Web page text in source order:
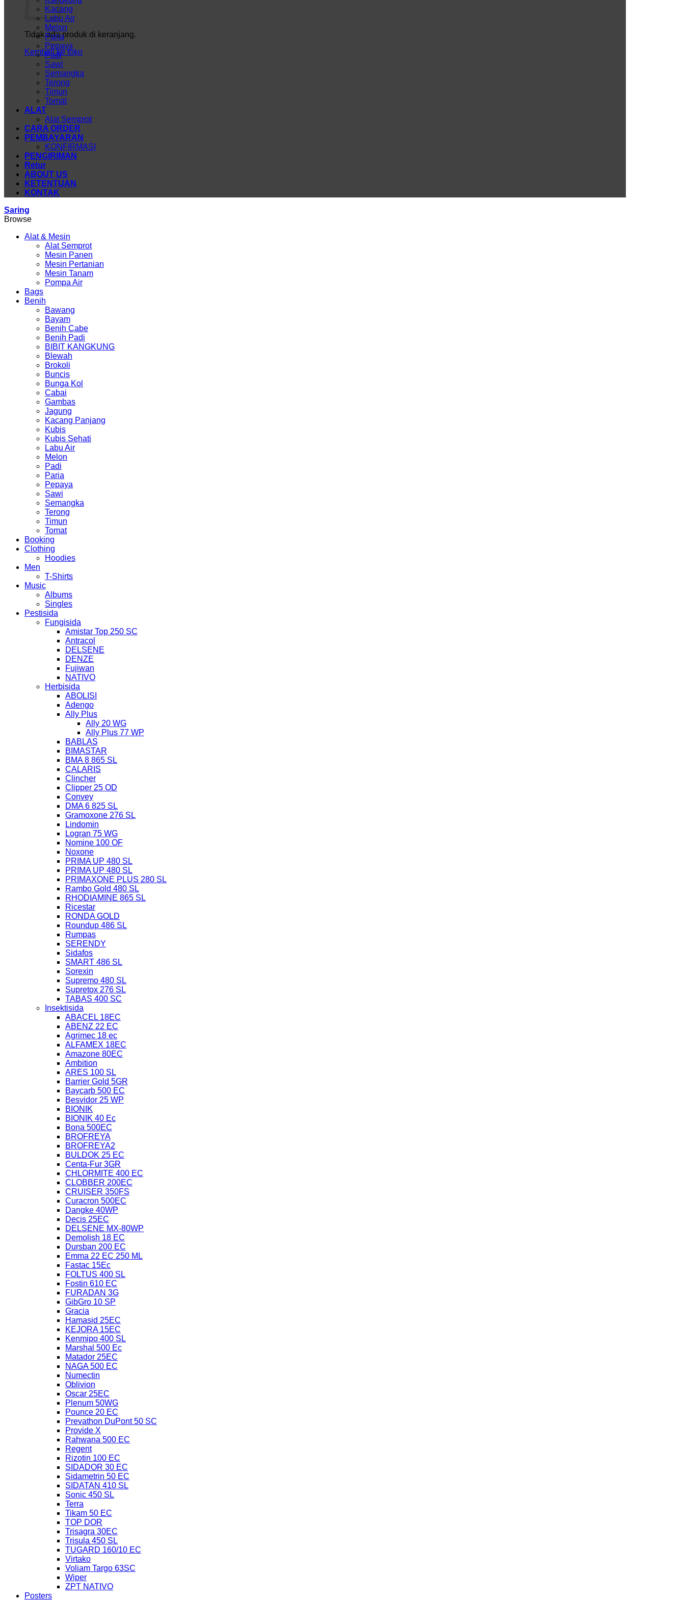
Tidak ada produk di keranjang.
Kembali ke toko
Kacang
Labu Air
Melon
Paria
Pepaya
Padi
Sawi
Semangka
Terong
Timun
Tomat
ALAT
Alat Semprot
CARA ORDER
PEMBAYARAN
KONFIRMASI
PENGIRIMAN
Retur
ABOUT US
KETENTUAN
KONTAK
Saring
Browse
Alat & Mesin
Alat Semprot
Mesin Panen
Mesin Pertanian
Mesin Tanam
Pompa Air
Bags
Benih
Bawang
Bayam
Benih Cabe
Benih Padi
BIBIT KANGKUNG
Blewah
Brokoli
Buncis
Bunga Kol
Cabai
Gambas
Jagung
Kacang Panjang
Kubis
Kubis Sehati
Labu Air
Melon
Padi
Paria
Pepaya
Sawi
Semangka
Terong
Timun
Tomat
Booking
Clothing
Hoodies
Men
T-Shirts
Music
Albums
Singles
Pestisida
Fungisida
Amistar Top 250 SC
Antracol
DELSENE
DENZE
Fujiwan
NATIVO
Herbisida
ABOLISI
Adengo
Ally Plus
Ally 20 WG
Ally Plus 77 WP
BABLAS
BIMASTAR
BMA 8 865 SL
CALARIS
Clincher
Clipper 25 OD
Convey
DMA 6 825 SL
Gramoxone 276 SL
Lindomin
Logran 75 WG
Nomine 100 OF
Noxone
PRIMA UP 480 SL
PRIMA UP 480 SL
PRIMAXONE PLUS 280 SL
Rambo Gold 480 SL
RHODIAMINE 865 SL
Ricestar
RONDA GOLD
Roundup 486 SL
Rumpas
SERENDY
Sidafos
SMART 486 SL
Sorexin
Supremo 480 SL
Supretox 276 SL
TABAS 400 SC
Insektisida
ABACEL 18EC
ABENZ 22 EC
Agrimec 18 ec
ALFAMEX 18EC
Amazone 80EC
Ambition
ARES 100 SL
Barrier Gold 5GR
Baycarb 500 EC
Besvidor 25 WP
BIONIK
BIONIK 40 Ec
Bona 500EC
BROFREYA
BROFREYA2
BULDOK 25 EC
Centa-Fur 3GR
CHLORMITE 400 EC
CLOBBER 200EC
CRUISER 350FS
Curacron 500EC
Dangke 40WP
Decis 25EC
DELSENE MX-80WP
Demolish 18 EC
Dursban 200 EC
Emma 22 EC 250 ML
Fastac 15Ec
FOLTUS 400 SL
Fostin 610 EC
FURADAN 3G
GibGro 10 SP
Gracia
Hamasid 25EC
KEJORA 15EC
Kenmipo 400 SL
Marshal 500 Ec
Matador 25EC
NAGA 500 EC
Numectin
Oblivion
Oscar 25EC
Plenum 50WG
Pounce 20 EC
Prevathon DuPont 50 SC
Provide X
Rahwana 500 EC
Regent
Rizotin 100 EC
SIDADOR 30 EC
Sidametrin 50 EC
SIDATAN 410 SL
Sonic 450 SL
Terra
Tikam 50 EC
TOP DOR
Trisagra 30EC
Trisula 450 SL
TUGARD 160/10 EC
Virtako
Voliam Targo 63SC
Wiper
ZPT NATIVO
Posters